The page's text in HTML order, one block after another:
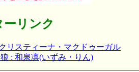
リンク
リスティーナ・マクドゥーガル
: 和泉凛(いずみ・りん)